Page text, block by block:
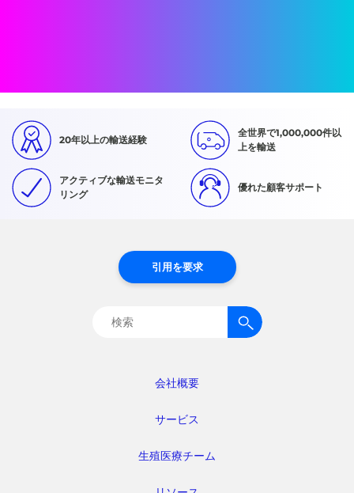
20年以上の輸送経験
全世界で1,000,000件以
上を輸送
アクティブな輸送モニタ
リング
優れた顧客サポート
会社概要
サービス
生殖医療チーム
引用を要求
検